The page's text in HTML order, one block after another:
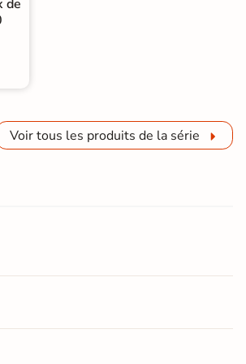
de
Voir tous les produits de la série